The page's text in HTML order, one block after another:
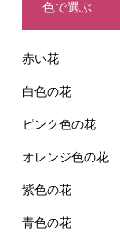
色で選ぶ
赤い花
白色の花
ピンク色の花
オレンジ色の花
紫色の花
青色の花